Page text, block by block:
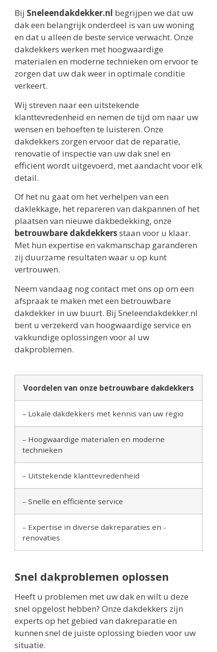
Bij Sneleendakdekker.nl begrijpen we dat uw
dak een belangrijk onderdeel is van uw woning
en dat u alleen de beste service verwacht. Onze
dakdekkers werken met hoogwaardige
materialen en moderne technieken om ervoor te
zorgen dat uw dak weer in optimale conditie
verkeert.
Wij streven naar een uitstekende
klanttevredenheid en nemen de tijd om naar uw
wensen en behoeften te luisteren. Onze
dakdekkers zorgen ervoor dat de reparatie,
renovatie of inspectie van uw dak snel en
efficiënt wordt uitgevoerd, met aandacht voor elk
detail.
Of het nu gaat om het verhelpen van een
daklekkage, het repareren van dakpannen of het
plaatsen van nieuwe dakbedekking, onze
betrouwbare dakdekkersstaan voor u klaar.
Met hun expertise en vakmanschap garanderen
zij duurzame resultaten waar u op kunt
vertrouwen.
Neem vandaag nog contact met ons op om een
afspraak te maken met een betrouwbare
dakdekker in uw buurt. Bij Sneleendakdekker.nl
bent u verzekerd van hoogwaardige service en
vakkundige oplossingen voor al uw
dakproblemen.
Voordelen van onze betrouwbare dakdekkers
– Lokale dakdekkers met kennis van uw regio
– Hoogwaardige materialen en moderne
technieken
– Uitstekende klanttevredenheid
– Snelle en efficiënte service
– Expertise in diverse dakreparaties en -
renovaties
Snel dakproblemen oplossen
Heeft u problemen met uw dak en wilt u deze
snel opgelost hebben? Onze dakdekkers zijn
experts op het gebied van dakreparatie en
kunnen snel de juiste oplossing bieden voor uw
situatie.